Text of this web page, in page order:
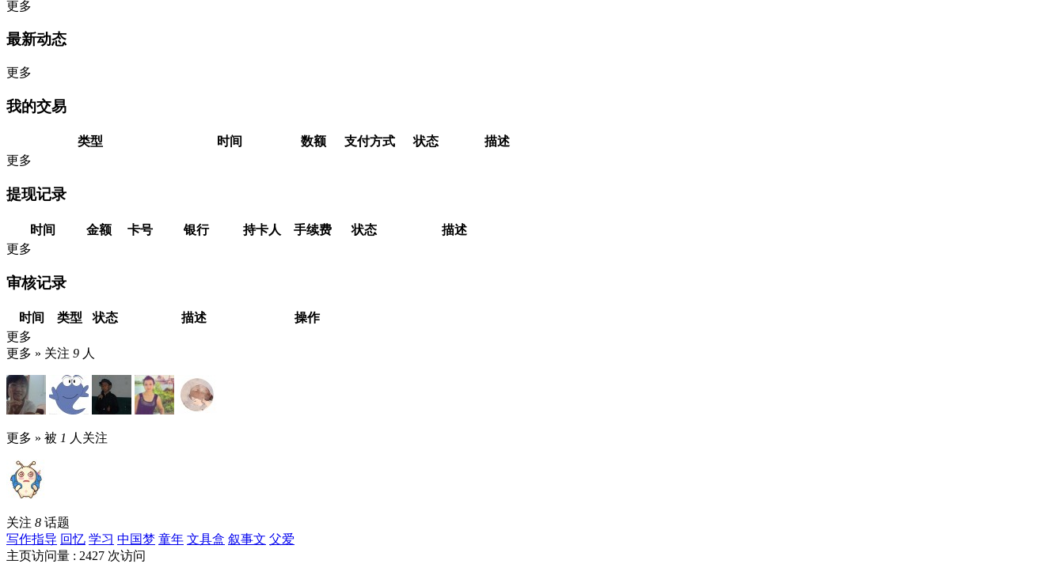
更多
最新动态
更多
我的交易
类型 时间 数额 支付方式 状态
描述
更多
提现记录
时间 金额 卡号 银行 持卡人 手续费 状态
描述
更多
审核记录
时间 类型 状态 描述
操作
更多
更多 » 关注 9 人
更多 » 被 1 人关注
关注 8 话题
写作指导 回忆 学习 中国梦 童年 文具盒 叙事文 父爱
主页访问量 : 2427 次访问